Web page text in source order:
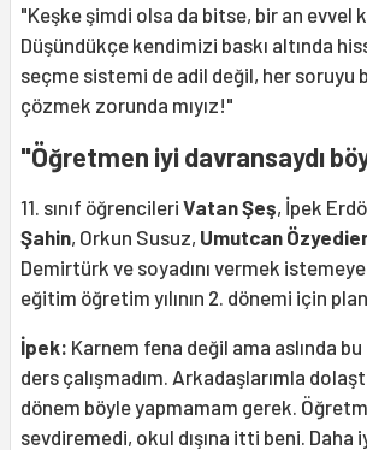
"Keşke şimdi olsa da bitse, bir an evvel
Düşündükçe kendimizi baskı altında
seçme sistemi de adil değil, her soruyu
çözmek zorunda mıyız!"
"Öğretmen iyi davransaydı
11. sınıf öğrencileri Vatan Şeş, İpek
Şahin, Orkun Susuz, Umutcan
Demirtürk ve soyadını vermek
eğitim öğretim yılının 2. dönemi için
İpek: Karnem fena değil ama aslında
ders çalışmadım. Arkadaşlarımla
dönem böyle yapmamam gerek.
sevdiremedi, okul dışına itti beni. Daha